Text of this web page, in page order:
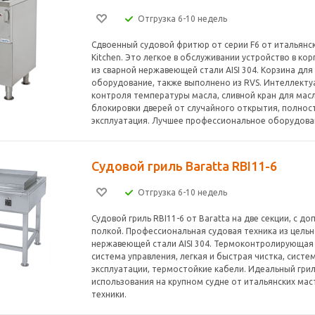
Отгрузка 6-10 недель
Сдвоенный судовой фритюр от серии F6 от
Kitchen. Это легкое в обслуживании устройство в
из сварной нержавеющей стали AISI 304. Корзина
оборудование, также выполнено из RVS.
контроля температуры масла, сливной кран для
блокировки дверей от случайного открытия,
эксплуатация. Лучшее профессиональное
Судовой гриль Baratta RBI11-6
Отгрузка 6-10 недель
Судовой гриль RBI11-6 от Baratta на две секции, с
полкой. Профессиональная судовая техника из
нержавеющей стали AISI 304.
система управления, легкая и быстрая чистка,
эксплуатации, термостойкие кабели. Идеальный
использования на крупном судне от итальянских
техники.